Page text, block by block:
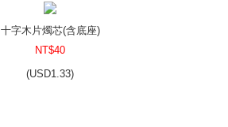
十字木片燭芯(含底座)
NT$40
(USD1.33)